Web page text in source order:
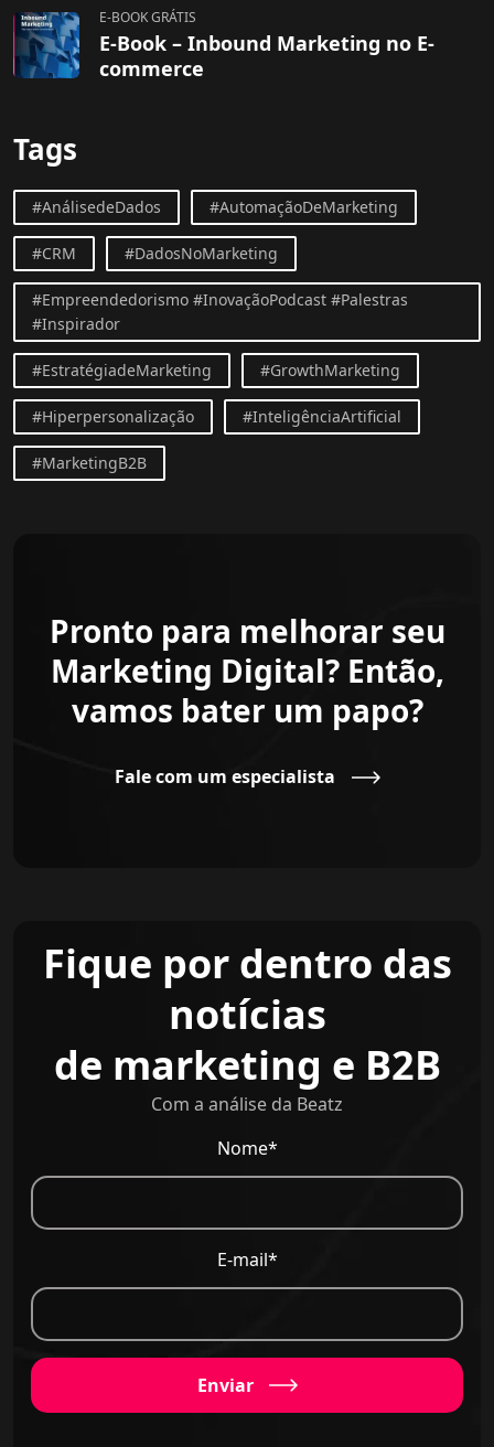
E-BOOK GRÁTIS
E-Book – Inbound Marketing no E-
commerce
Tags
#AnálisedeDados #AutomaçãoDeMarketing
#CRM #DadosNoMarketing
#Empreendedorismo #InovaçãoPodcast #Palestras
#Inspirador
#EstratégiadeMarketing #GrowthMarketing
#Hiperpersonalização #InteligênciaArtificial
#MarketingB2B
Pronto para melhorar seu
Marketing Digital? Então,
vamos bater um papo?
Fale com um especialista
Fique por dentro das
notícias
de marketing e B2B
Com a análise da Beatz
Nome*
E-mail*
Enviar